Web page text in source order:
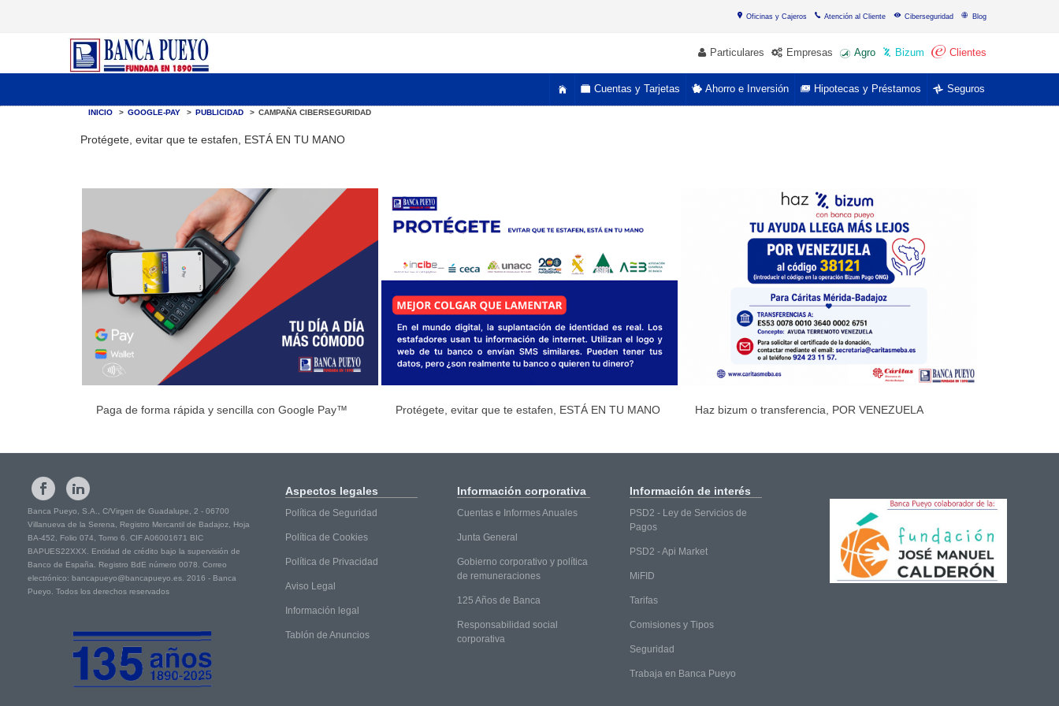
Oficinas y Cajeros Atención al Cliente Ciberseguridad Blog
Particulares Empresas Agro Bizum Clientes
Seguros
Hipotecas y Préstamos
Ahorro e Inversión
Cuentas y Tarjetas
INICIO > GOOGLE-PAY > PUBLICIDAD > CAMPAÑA CIBERSEGURIDAD
Protégete, evitar que te estafen, ESTÁ EN TU MANO
Paga de forma rápida y sencilla con Google Pay™ Protégete, evitar que te estafen, ESTÁ EN TU MANO Haz bizum o transferencia, POR VENEZUELA
Banca Pueyo, S.A., C/Virgen de Guadalupe, 2 - 06700
Villanueva de la Serena, Registro Mercantil de Badajoz, Hoja
BA-452, Folio 074, Tomo 6. CIF A06001671 BIC
BAPUES22XXX. Entidad de crédito bajo la supervisión de
Banco de España. Registro BdE número 0078. Correo
electrónico: bancapueyo@bancapueyo.es. 2016 - Banca
Pueyo. Todos los derechos reservados
Aspectos legales
Política de Seguridad
Política de Cookies
Política de Privacidad
Aviso Legal
Información legal
Tablón de Anuncios
Información corporativa
Cuentas e Informes Anuales
Junta General
Gobierno corporativo y política
de remuneraciones
125 Años de Banca
Responsabilidad social
corporativa
Información de interés
PSD2 - Ley de Servicios de
Pagos
PSD2 - Api Market
MiFID
Tarifas
Comisiones y Tipos
Seguridad
Trabaja en Banca Pueyo